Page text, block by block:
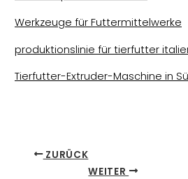
Werkzeuge für Futtermittelwerke
produktionslinie für tierfutter
Tierfutter-Extruder-Maschine in
ZURÜCK
WEITER